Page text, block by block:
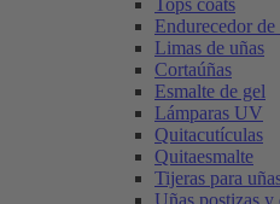
Tops coats
Endurecedor de
Limas de uñas
Cortaúñas
Esmalte de gel
Lámparas UV
Quitacutículas
Quitaesmalte
Tijeras para
Uñas postizas y